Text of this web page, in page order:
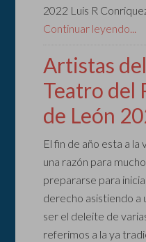
2022 Luis R
Continuar leyendo...
Artistas
Teatro del
de León
El fin de año esta a la
una razón para
prepararse para
derecho asistiendo a
ser el deleite de
referimos a la ya